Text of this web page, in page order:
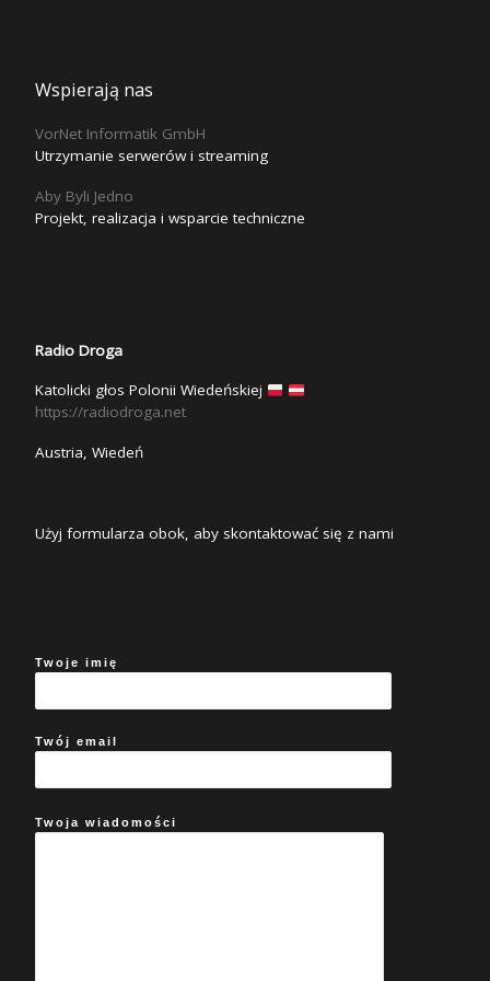
Wspierają nas
VorNet Informatik GmbH
Utrzymanie serwerów i streaming
Aby Byli Jedno
Projekt, realizacja i wsparcie techniczne
Radio Droga
Katolicki głos Polonii Wiedeńskiej
https://radiodroga.net
Austria, Wiedeń
Użyj formularza obok, aby skontaktować się z nami
Twoje imię
Twój email
Twoja wiadomości